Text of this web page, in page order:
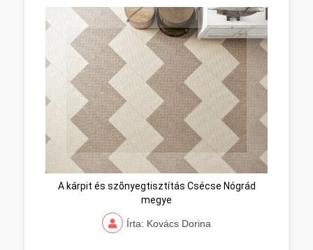
A kárpit és szõnyegtisztítás Csécse Nógrád
megye
Írta: Kovács Dorina